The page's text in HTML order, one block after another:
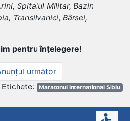
Spitalul Militar, Bazin
Transilvaniei, Bârsei,
pentru înțelegere!
următorAnunțul
următor
Etichete: Maratonul International Sibiu